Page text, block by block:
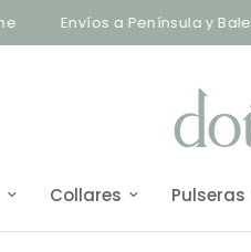
Envíos a Península y Baleares
Collares Pulseras